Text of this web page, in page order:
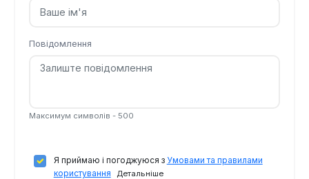
Повідомлення
Максимум символів - 500
Я приймаю і погоджуюся з Умовами та правилами
користування
Детальніше